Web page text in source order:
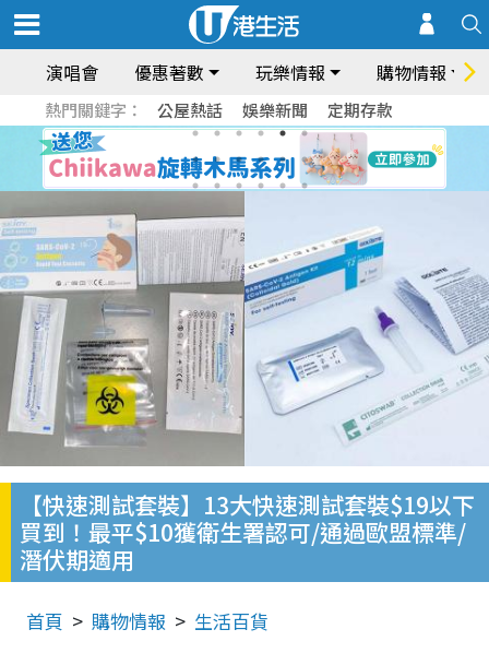
演唱會 優惠著數 玩樂情報 購物情報
熱門關鍵字： 公屋熱話 娛樂新聞 定期存款
【快速測試套裝】13大快速測試套裝$19以下
買到！最平$10獲衛生署認可/通過歐盟標準/
潛伏期適用
首頁 購物情報 生活百貨